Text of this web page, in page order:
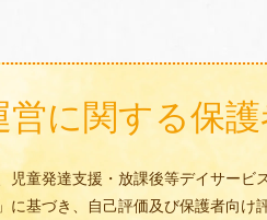
営に関する保
童発達支援・放課後等デイサー
基づき、自己評価及び保護者向け